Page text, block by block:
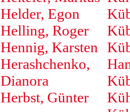
Helder, Egon
Helling, Roger
Hennig, Karsten
Herashchenko,
Dianora
Herbst, Günter